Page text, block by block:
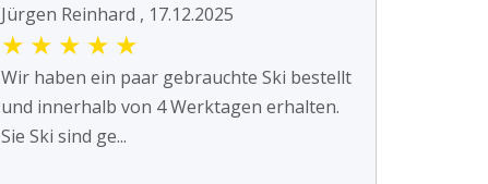
Jürgen Reinhard , 17.12.2025
★ ★ ★ ★ ★
Wir haben ein paar gebrauchte Ski bestellt
und innerhalb von 4 Werktagen erhalten.
Sie Ski sind ge...